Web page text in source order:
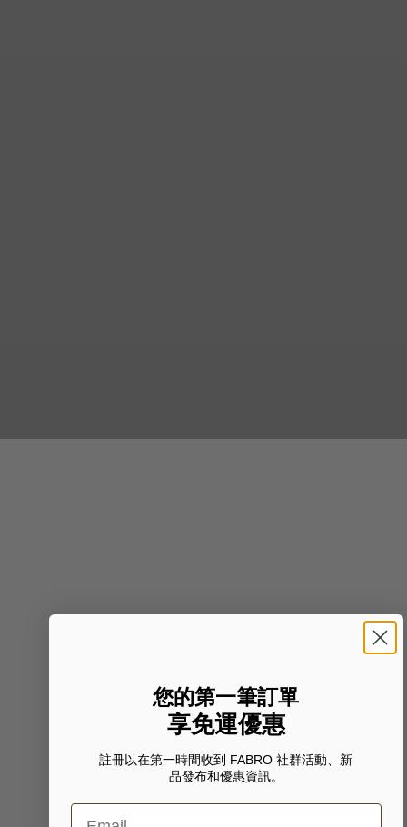
您的第一筆訂單
享免運優惠
註冊以在第一時間收到 FABRO 社群活動、新
品發布和優惠資訊。
Email